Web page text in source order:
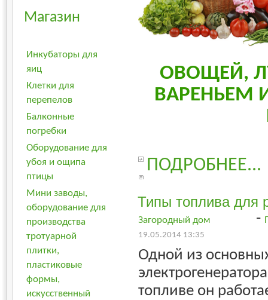
Магазин
Инкубаторы для
яиц
Клетки для
перепелов
Балконные
погребки
Оборудование для
убоя и ощипа
птицы
Мини заводы,
оборудование для
производства
тротуарной
плитки,
пластиковые
формы,
искусственный
ОВОЩЕЙ,
ВАРЕНЬЕМ
ПОДРОБНЕЕ...
Типы топлива для
Загородный дом -
19.05.2014 13:35
Одной из
топливе он